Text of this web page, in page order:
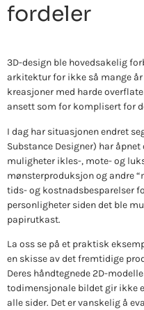
fordeler
3D-design ble hovedsakelig
arkitektur for ikke så mange år
kreasjoner med harde
ansett som for komplisert for
I dag har situasjonen endret
Substance Designer) har
muligheter ikles-, mote- og
mønsterproduksjon og andre
tids- og kostnadsbesparelser
personligheter siden det ble
papirutkast.
La oss se på et praktisk
en skisse av det fremtidige
Deres håndtegnede 2D-
todimensjonale bildet gir ikke
alle sider. Det er vanskelig å